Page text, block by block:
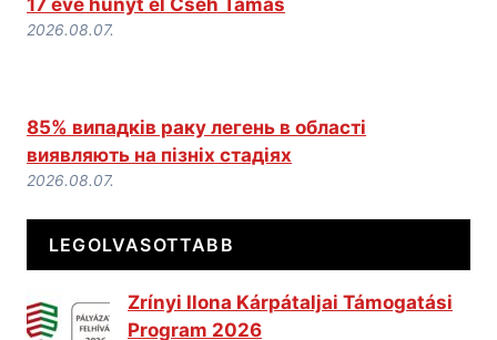
2026.08.07.
85% випадків раку легень в області
виявляють на пізніх стадіях
2026.08.07.
LEGOLVASOTTABB
Zrínyi Ilona Kárpátaljai Támogatási
Program 2026